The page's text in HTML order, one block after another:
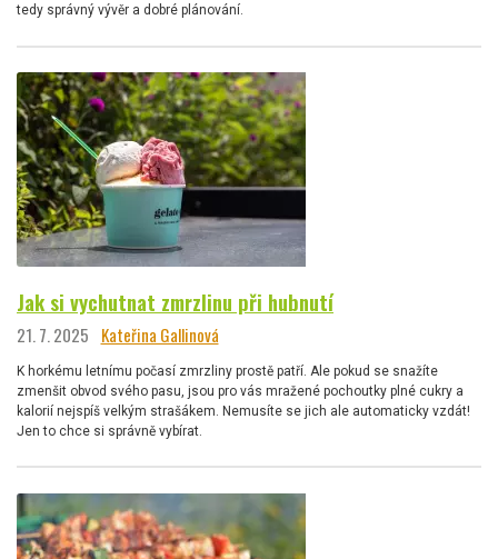
tedy správný vývěr a dobré plánování.
Jak si vychutnat zmrzlinu při hubnutí
21. 7. 2025 Kateřina Gallinová
K horkému letnímu počasí zmrzliny prostě patří. Ale pokud se snažíte
zmenšit obvod svého pasu, jsou pro vás mražené pochoutky plné cukry a
kalorií nejspíš velkým strašákem. Nemusíte se jich ale automaticky vzdát!
Jen to chce si správně vybírat.